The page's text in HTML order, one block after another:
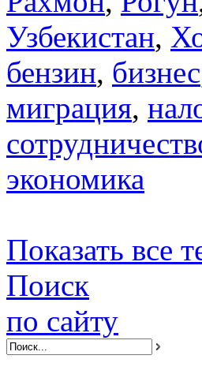
Узбекистан,
бензин, бизнес
миграция,
экономика
Показать все
Поиск
по сайту